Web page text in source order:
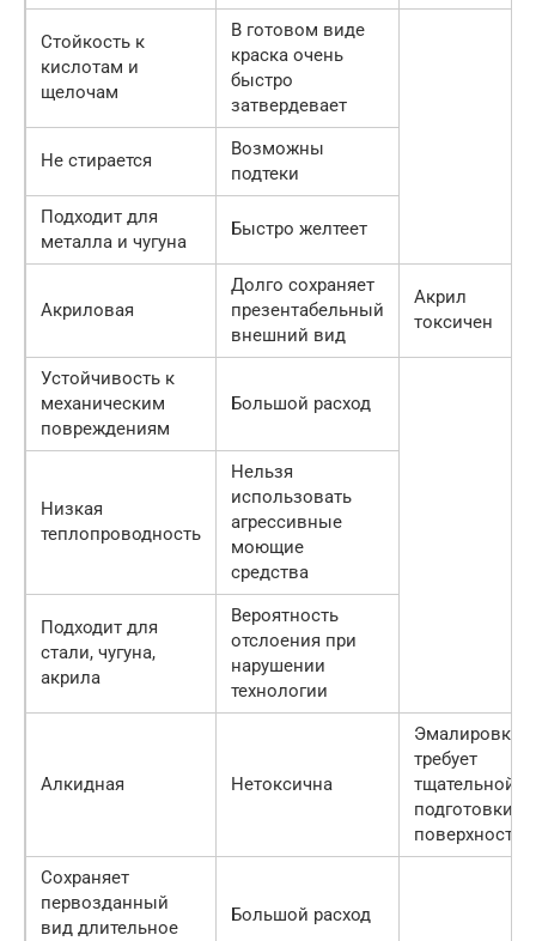
Стойкость к
кислотам и
щелочам
В готовом виде
краска очень
быстро
затвердевает
Не стирается
Возможны
подтеки
Подходит для
металла и чугуна
Быстро желтеет
Акриловая
Долго сохраняет
презентабельный
внешний вид
Акрил
токсичен
Устойчивость к
механическим
повреждениям
Большой расход
Низкая
теплопроводность
Нельзя
использовать
агрессивные
моющие
средства
Подходит для
стали, чугуна,
акрила
Вероятность
отслоения при
нарушении
технологии
Алкидная Нетоксична
Эмалировка
требует
тщательной
подготовки
поверхности
Сохраняет
первозданный
вид длительное
Большой расход